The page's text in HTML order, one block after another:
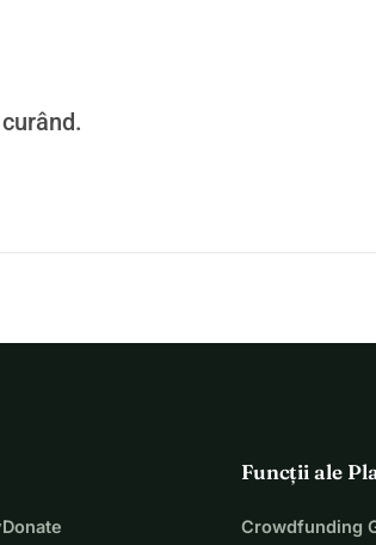
Funcții ale
Crowdfunding